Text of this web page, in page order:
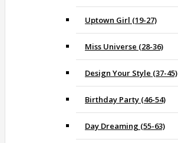
Uptown Girl (19-27)
Miss Universe (28-36)
Design Your Style (37-45)
Birthday Party (46-54)
Day Dreaming (55-63)